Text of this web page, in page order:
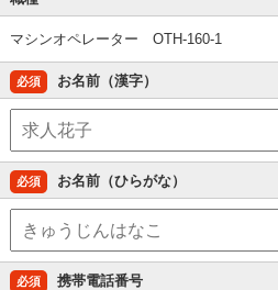
マシンオペレーター OTH-160-1
必須 お名前（漢字）
必須 お名前（ひらがな）
必須 携帯電話番号